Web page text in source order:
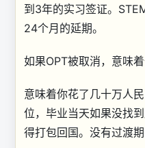
到3年的实习签证。
24个月的延期。
如果OPT被取消，意味着
意味着你花了几十万人
位，毕业当天如果没找
得打包回国。没有过渡期